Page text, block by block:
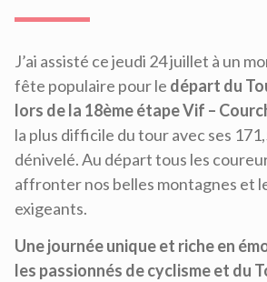
J’ai assisté ce jeudi 24 juillet à un
fête populaire pour le départ du
lors de la 18ème étape Vif –
la plus difficile du tour avec ses
dénivelé. Au départ tous les
affronter nos belles montagnes et
exigeants.
Une journée unique et riche en
les passionnés de cyclisme et du